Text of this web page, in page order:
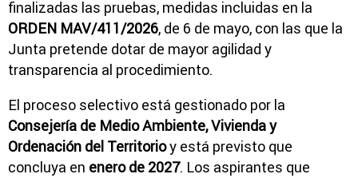
finalizadas las pruebas, medidas incluidas en la
ORDEN MAV/411/2026, de 6 de mayo, con las que la
Junta pretende dotar de mayor agilidad y
transparencia al procedimiento.
El proceso selectivo está gestionado por la
Consejería de Medio Ambiente, Vivienda y
Ordenación del Territorioy está previsto que
concluya en enero de 2027. Los aspirantes que